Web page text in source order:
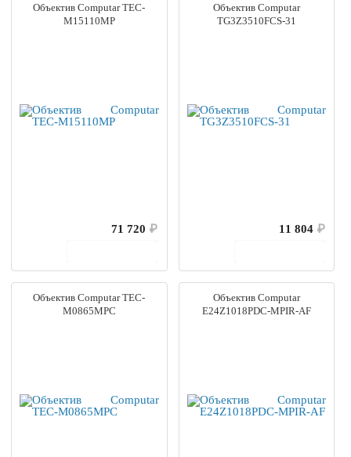
Объектив Computar TEC-
M15110MP
71 720 ₽
Объектив Computar
TG3Z3510FCS-31
11 804 ₽
Объектив Computar TEC-
M0865MPC
Объектив Computar
E24Z1018PDC-MPIR-AF